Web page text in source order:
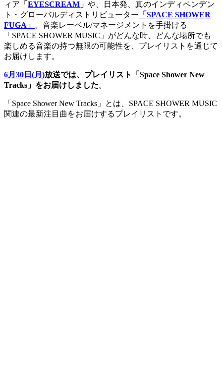
ィア 「 EYESCREAM 」 や、日本発、真のインディペンデン
ト・グローバルディストリビューター 「SPACE SHOWER
FUGA」
、音楽レーベル/マネージメントを手掛ける
「SPACE SHOWER MUSIC」がどんな時、どんな場所でも
楽しめる音楽の持つ無限の可能性を、プレイリストを通じて
お届けします。
6月30日(月)放送では、プレイリスト「Space Shower New
Tracks」をお届けしました。
「Space Shower New Tracks」とは、SPACE SHOWER MUSIC
関連の最新注目曲をお届けするプレイリストです。